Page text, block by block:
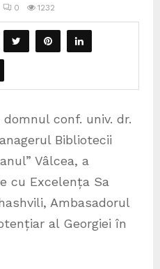
0 1232
conf. univ. dr.
Bibliotecii
Vâlcea, a
cu Excelența Sa
Ambasadorul
al Georgiei în